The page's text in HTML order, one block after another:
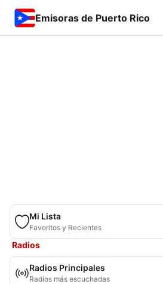
Emisoras de Puerto Rico
Mi Lista
Favoritos y Recientes
Radios
Radios Principales
Radios más escuchadas